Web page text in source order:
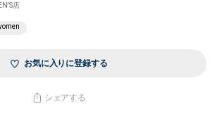
店
お気に入りに登録する
シェアする